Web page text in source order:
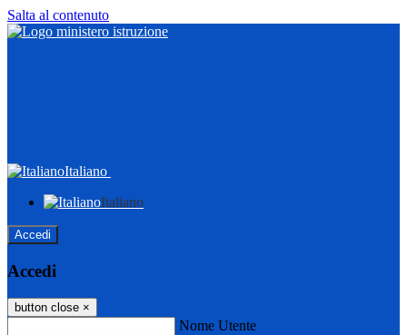
Salta al contenuto
Italiano
Italiano
Accedi
Accedi
button close ×
Nome Utente